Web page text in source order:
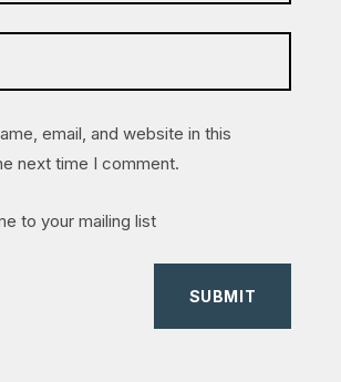
email, and website in this
next time I comment.
to your mailing list
SUBMIT